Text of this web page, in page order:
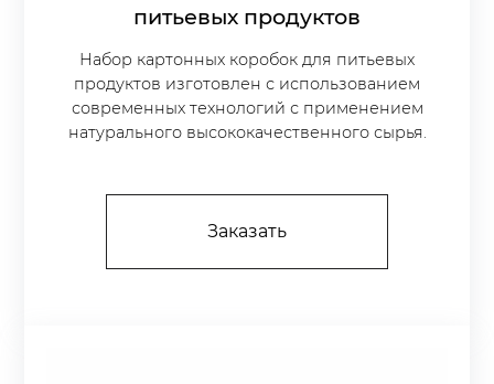
питьевых продуктов
Набор картонных коробок для питьевых
продуктов изготовлен с использованием
современных технологий с применением
натурального высококачественного сырья.
Заказать